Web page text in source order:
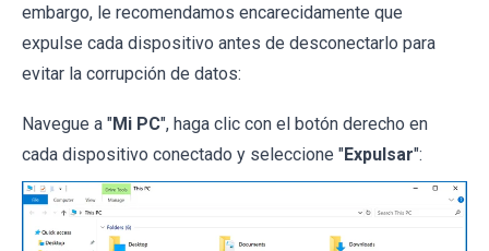
embargo, le recomendamos encarecidamente que
expulse cada dispositivo antes de desconectarlo para
evitar la corrupción de datos:
Navegue a "Mi PC", haga clic con el botón derecho en
cada dispositivo conectado y seleccione "Expulsar":